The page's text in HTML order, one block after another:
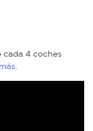
4 coches
.